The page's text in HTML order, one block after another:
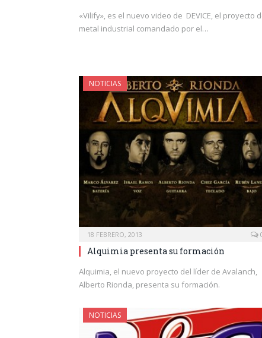
«Vilify», es el nuevo video de DEVICE, el proyecto
metal industrial comandado por el…
NOTICIAS
18 FEBRERO, 2013
Alquimia presenta su formación
Alquimia, el nuevo proyecto del líder de Avalanch,
Alberto Rionda, presenta su formación.
NOTICIAS